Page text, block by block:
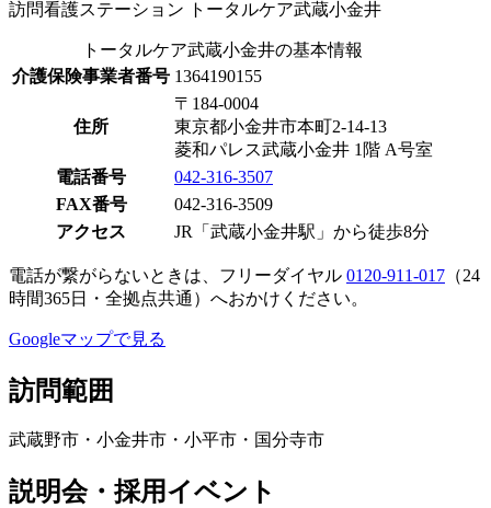
訪問看護ステーション トータルケア武蔵小金井
トータルケア武蔵小金井の基本情報
介護保険事業者番号 1364190155
住所
〒184-0004
東京都小金井市本町2-14-13
菱和パレス武蔵小金井 1階 A号室
電話番号
042‑316‑3507
FAX番号
042‑316‑3509
アクセス
JR「武蔵小金井駅」から徒歩8分
電話が繋がらないときは、フリーダイヤル 0120‑911‑017 （24
時間365日・全拠点共通）へおかけください。
Googleマップで見る
訪問範囲
武蔵野市・小金井市・小平市・国分寺市
説明会・採用イベント